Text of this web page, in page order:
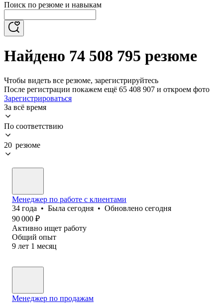
Поиск по резюме и навыкам
Найдено 74 508 795 резюме
Чтобы видеть все резюме, зарегистрируйтесь
После регистрации покажем ещё 65 408 907 и откроем фото
Зарегистрироваться
За всё время
По соответствию
20 резюме
Менеджер по работе с клиентами
34 года • Была сегодня • Обновлено сегодня
90 000 ₽
Активно ищет работу
Общий опыт
9 лет 1 месяц
Менеджер по продажам